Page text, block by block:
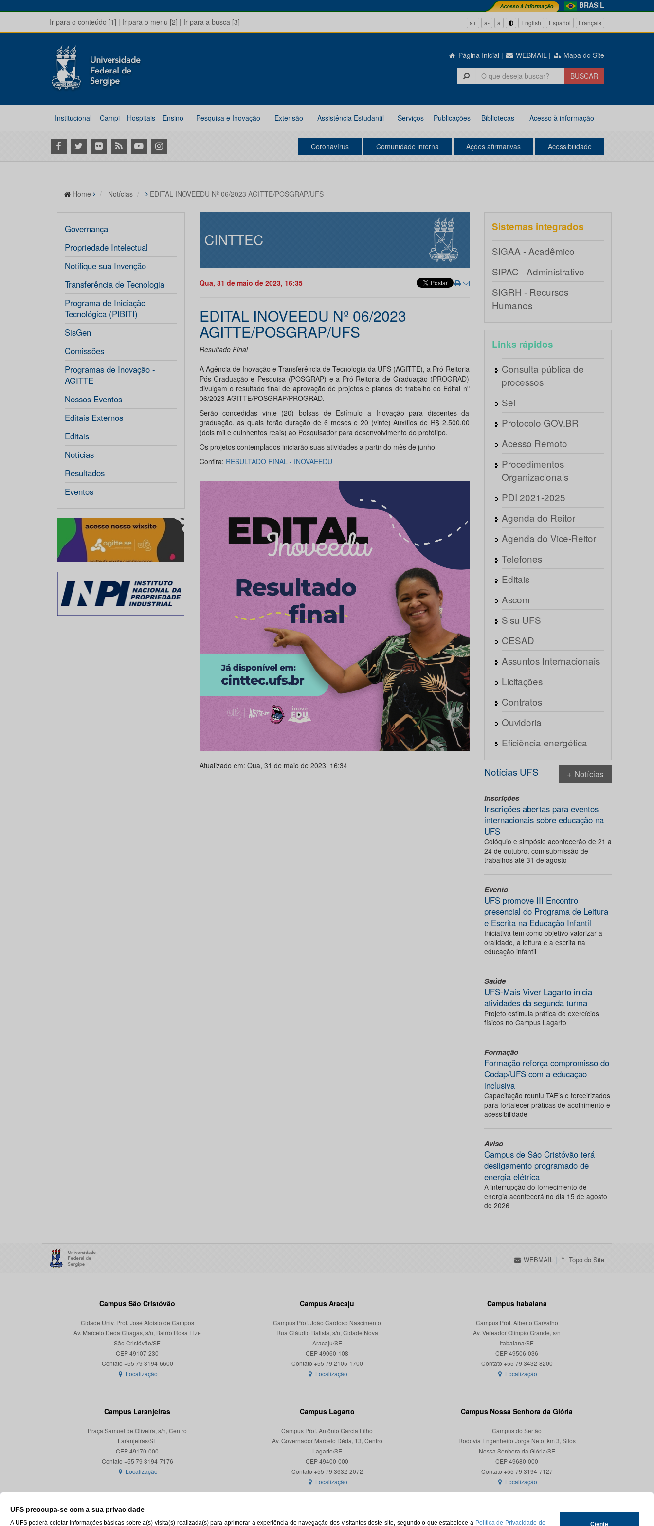
BRASIL
Ir para o conteúdo [1] | Ir para o menu [2] | Ir para a busca [3] a+ a- a English Español Français
Página Inicial | WEBMAIL | Mapa do Site
Institucional Campi Hospitais Ensino Pesquisa e Inovação Extensão Assistência Estudantil Serviços Publicações Bibliotecas Acesso à informação
Facebook
Twitter Flickr RSS YoutubeInstagram Coronavírus Comunidade interna Ações afirmativas Acessibilidade
UFS preocupa-se com a sua privacidade
A UFS poderá coletar informações básicas sobre a(s) visita(s) realizada(s) para aprimorar a experiência de navegação dos visitantes deste site, segundo o que estabelece a Política de Privacidade de Ciente
Home Notícias EDITAL INOVEEDU Nº 06/2023 AGITTE/POSGRAP/UFS
Governança
Propriedade Intelectual
Notifique sua Invenção
Transferência de Tecnologia
Programa de Iniciação
Tecnológica (PIBITI)
SisGen
Comissões
Programas de Inovação -
AGITTE
Nossos Eventos
Editais Externos
Editais
Notícias
Resultados
Eventos
CINTTEC
Qua, 31 de maio de 2023, 16:35
EDITAL INOVEEDU Nº 06/2023
AGITTE/POSGRAP/UFS
Resultado Final
A Agência de Inovação e Transferência de Tecnologia da UFS (AGITTE), a Pró-Reitoria
Pós-Graduação e Pesquisa (POSGRAP) e a Pró-Reitoria de Graduação (PROGRAD)
divulgam o resultado final de aprovação de projetos e planos de trabalho do Edital nº
06/2023 AGITTE/POSGRAP/PROGRAD.
Serão concedidas vinte (20) bolsas de Estímulo a Inovação para discentes da
graduação, as quais terão duração de 6 meses e 20 (vinte) Auxílios de R$ 2.500,00
(dois mil e quinhentos reais) ao Pesquisador para desenvolvimento do protótipo.
Os projetos contemplados iniciarão suas atividades a partir do mês de junho.
Confira: RESULTADO FINAL - INOVAEEDU
Atualizado em: Qua, 31 de maio de 2023, 16:34
Sistemas integrados
SIGAA - Acadêmico
SIPAC - Administrativo
SIGRH - Recursos
Humanos
Links rápidos
Consulta pública de
processos
Sei
Protocolo GOV.BR
Acesso Remoto
Procedimentos
Organizacionais
PDI 2021-2025
Agenda do Reitor
Agenda do Vice-Reitor
Telefones
Editais
Ascom
Sisu UFS
CESAD
Assuntos Internacionais
Licitações
Contratos
Ouvidoria
Eficiência energética
Notícias UFS + Notícias
Inscrições
Inscrições abertas para eventos
internacionais sobre educação na
UFS
Colóquio e simpósio acontecerão de 21 a
24 de outubro, com submissão de
trabalhos até 31 de agosto
Evento
UFS promove III Encontro
presencial do Programa de Leitura
e Escrita na Educação Infantil
Iniciativa tem como objetivo valorizar a
oralidade, a leitura e a escrita na
educação infantil
Saúde
UFS-Mais Viver Lagarto inicia
atividades da segunda turma
Projeto estimula prática de exercícios
físicos no Campus Lagarto
Formação
Formação reforça compromisso do
Codap/UFS com a educação
inclusiva
Capacitação reuniu TAE’s e terceirizados
para fortalecer práticas de acolhimento e
acessibilidade
Aviso
Campus de São Cristóvão terá
desligamento programado de
energia elétrica
A interrupção do fornecimento de
energia acontecerá no dia 15 de agosto
de 2026
WEBMAIL | Topo do Site
Campus São Cristóvão
Cidade Univ. Prof. José Aloísio de Campos
Av. Marcelo Deda Chagas, s/n, Bairro Rosa Elze
São Cristóvão/SE
CEP 49107-230
Localização
Campus Aracaju
Campus Prof. João Cardoso Nascimento
Rua Cláudio Batista, s/n, Cidade Nova
Aracaju/SE
CEP 49060-108
Localização
Campus Itabaiana
Campus Prof. Alberto Carvalho
Av. Vereador Olímpio Grande, s/n
Itabaiana/SE
CEP 49506-036
Localização
Campus Laranjeiras
Praça Samuel de Oliveira, s/n, Centro
Laranjeiras/SE
CEP 49170-000
Localização
Campus Lagarto
Campus Prof. Antônio Garcia Filho
Av. Governador Marcelo Déda, 13, Centro
Lagarto/SE
CEP 49400-000
Localização
Campus Nossa Senhora da Glória
Campus do Sertão
Rodovia Engenheiro Jorge Neto, km 3, Silos
Nossa Senhora da Glória/SE
CEP 49680-000
Contato +55 79 3194-7127
Localização